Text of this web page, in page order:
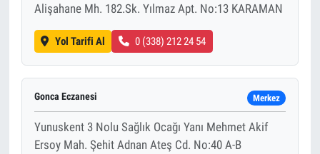
Alişahane Mh. 182.Sk. Yılmaz Apt. No:13 KARAMAN
Yol Tarifi Al 0 (338) 212 24 54
Gonca Eczanesi Merkez
Yunuskent 3 Nolu Sağlık Ocağı Yanı Mehmet Akif
Ersoy Mah. Şehit Adnan Ateş Cd. No:40 A-B